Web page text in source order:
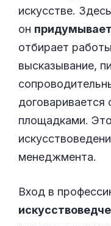
искусстве.
он
отбирает
высказывание,
договаривается
площадками.
менеджмента.
Вход в